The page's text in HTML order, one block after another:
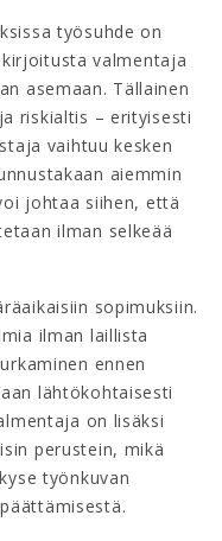
työsuhde on
valmentaja
asemaan. Tällainen
riskialtis – erityisesti
vaihtuu kesken
aiemmin
johtaa siihen, että
ilman selkeää
sopimuksiin.
ilman laillista
ennen
lähtökohtaisesti
on lisäksi
perustein, mikä
työnkuvan